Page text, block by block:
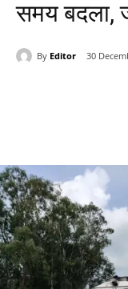
समय बदला,
By Editor 30